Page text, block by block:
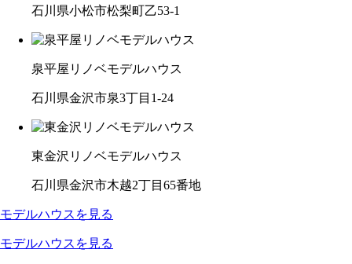
石川県小松市松梨町乙53-1
泉平屋リノベモデルハウス
石川県金沢市泉3丁目1-24
東金沢リノベモデルハウス
石川県金沢市木越2丁目65番地
モデルハウスを見る
モデルハウスを見る